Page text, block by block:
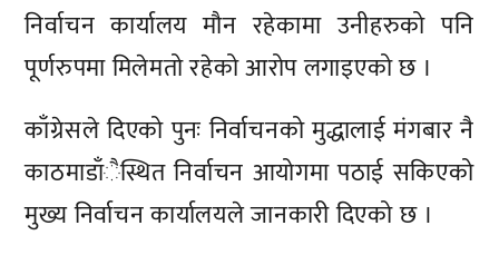
निर्वाचन कार्यालय मौन रहेकामा उनीहरुको पनि
पूर्णरुपमा मिलेमतो रहेको आरोप लगाइएको छ ।
काँग्रेसले दिएको पुनः निर्वाचनको मुद्धालाई मंगबार नै
काठमाडाँैस्थित निर्वाचन आयोगमा पठाई सकिएको
मुख्य निर्वाचन कार्यालयले जानकारी दिएको छ ।